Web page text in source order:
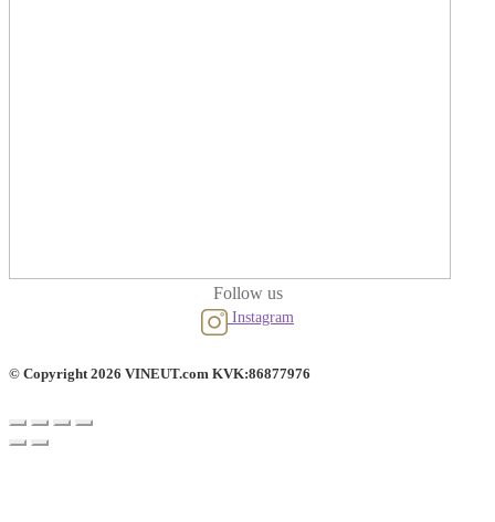
Follow us
Instagram
© Copyright 2026 VINEUT.com KVK:86877976